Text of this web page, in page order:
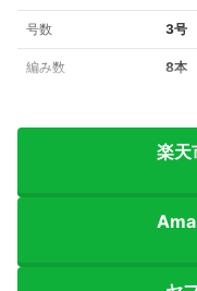
号数 3号
編み数 8本
楽天